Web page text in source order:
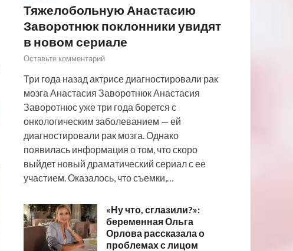
Тяжелобольную Анастасию
Заворотнюк поклонники увидят
в новом сериале
Оставьте комментарий
Три года назад актрисе диагностировали рак
мозга Анастасия Заворотнюк Анастасия
Заворотнюс уже три года борется с
онкологическим заболеванием — ей
диагностировали рак мозга. Однако
появилась информация о том, что скоро
выйдет новый драматический сериал с ее
участием. Оказалось, что съемки,…
«Ну что, сглазили?»:
беременная Ольга
Орлова рассказала о
проблемах с лицом